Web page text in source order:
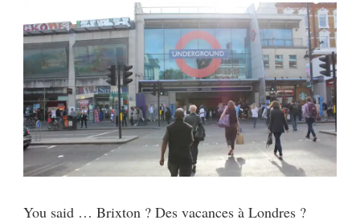
You said … Brixton ? Des vacances à Londres ?